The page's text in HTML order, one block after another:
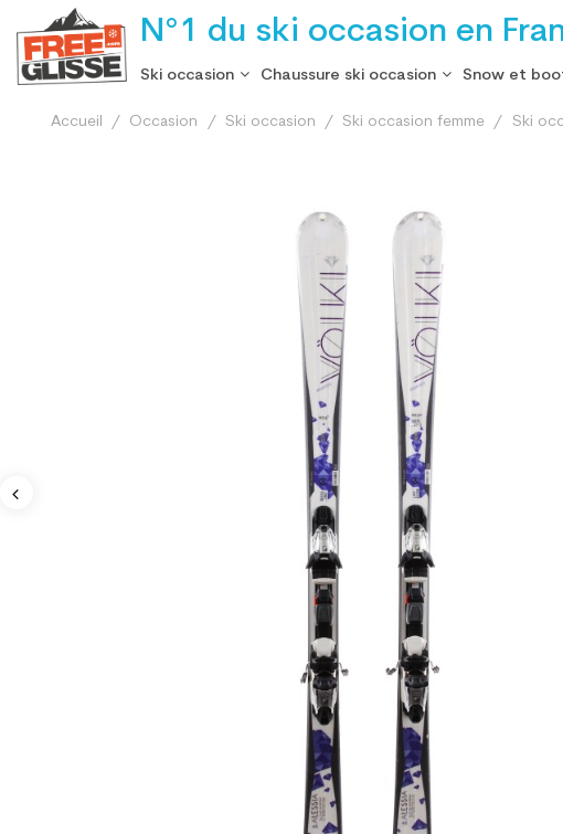
N°1 du ski occasion en
Ski occasion Chaussure ski occasion Snow et
Accueil Occasion Ski occasion Ski occasion femme Ski